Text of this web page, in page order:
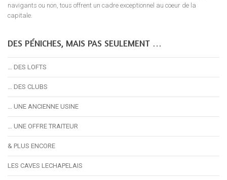
navigants ou non, tous offrent un cadre exceptionnel au coeur de la
capitale.
DES PÉNICHES, MAIS PAS SEULEMENT …
… DES LOFTS
… DES CLUBS
… UNE ANCIENNE USINE
… UNE OFFRE TRAITEUR
& PLUS ENCORE
LES CAVES LECHAPELAIS